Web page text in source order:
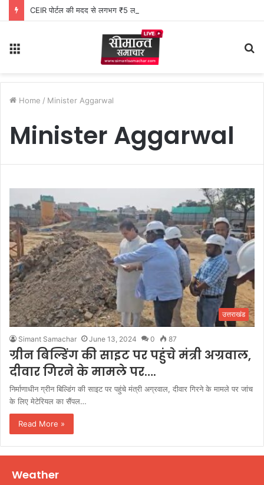
CEIR पोर्टल की मदद से लगभग ₹5 लाख मूल्य के 20 मोबाइल फोन बरामद
Home / Minister Aggarwal
Minister Aggarwal
उत्तराखंड
Simant Samachar June 13, 2024 0 87
ग्रीन बिल्डिंग की साइट पर पहुंचे मंत्री अग्रवाल,
दीवार गिरने के मामले पर….
निर्माणाधीन ग्रीन बिल्डिंग की साइट पर पहुंचे मंत्री अग्रवाल, दीवार गिरने के मामले पर जांच
के लिए मेटेरियल का सैंपल…
Read More »
Weather